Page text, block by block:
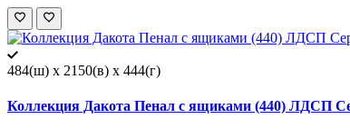
484(ш) x 2150(в) x 444(г)
Коллекция Дакота Пенал с ящиками (440) ЛДСП